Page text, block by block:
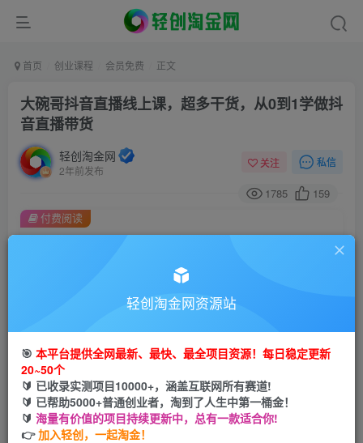
首页 创业课程 会员免费 正文
大碗哥抖音直播线上课，超多干货，从0到1学做抖
音直播带货
轻创淘金网
2年前发布
关注 私信
1785 159
金币9.9金币99
立即购买
您当前未登录！建议登陆后购买，可保存购买订单
付费阅读
轻创淘金网资源站
🎯 本平台提供全网最新、最快、最全项目资源！每日稳定更新
20~50个
🔰 已收录实测项目10000+，涵盖互联网所有赛道!
🔰 已帮助5000+普通创业者，淘到了人生中第一桶金！
🔰 海量有价值的项目持续更新中，总有一款适合你!
👉加入轻创，一起淘金！